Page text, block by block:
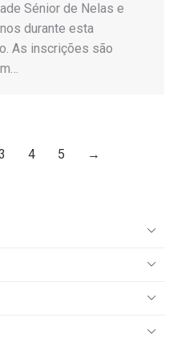
Sénior de Nelas e
durante esta
As inscrições são
4 5 →